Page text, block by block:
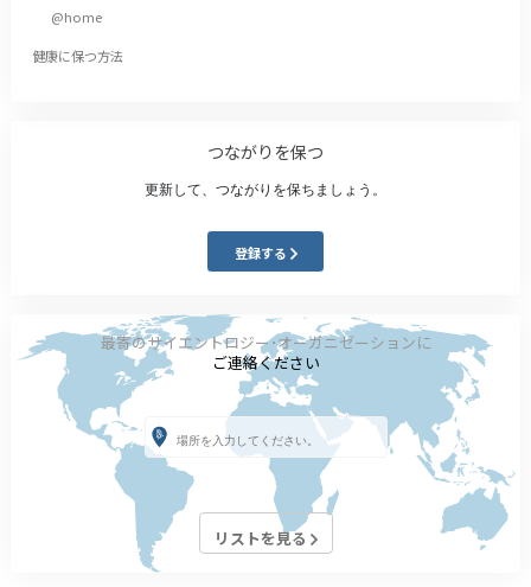
@home
健康に保つ方法
つながりを保つ
更新して、つながりを保ちましょう。
登録する
最寄のサイエントロジー･オーガニゼーションに
ご連絡ください
リストを見る